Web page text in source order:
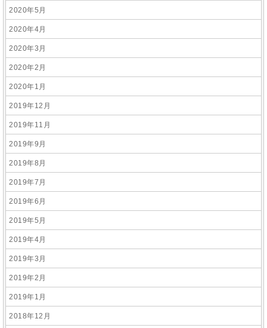
2020年5月
2020年4月
2020年3月
2020年2月
2020年1月
2019年12月
2019年11月
2019年9月
2019年8月
2019年7月
2019年6月
2019年5月
2019年4月
2019年3月
2019年2月
2019年1月
2018年12月